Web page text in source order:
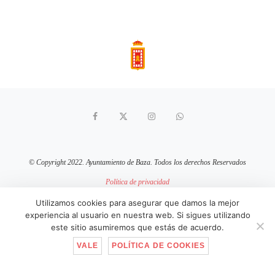
© Copyright 2022. Ayuntamiento de Baza. Todos los derechos Reservados
Política de privacidad
Política de cookies
sitio web mantenido porpixelcero.com
IR ARRIBA
Utilizamos cookies para asegurar que damos la mejor
experiencia al usuario en nuestra web. Si sigues utilizando
este sitio asumiremos que estás de acuerdo.
VALE POLÍTICA DE COOKIES